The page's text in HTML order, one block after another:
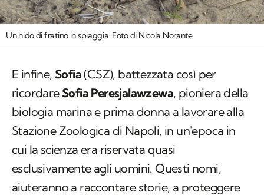
Un nido di fratino in spiaggia. Foto di Nicola Norante
E infine, Sofia(CSZ), battezzata così per
ricordareSofia Peresjalawzewa, pioniera della
biologia marina e prima donna a lavorare alla
Stazione Zoologica di Napoli, in un'epoca in
cui la scienza era riservata quasi
esclusivamente agli uomini. Questi nomi,
aiuteranno a raccontare storie, a proteggere